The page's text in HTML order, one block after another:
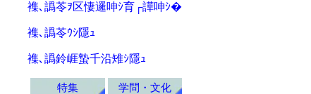
襍､譌苓ｦ区悽邏呻ｼ育┌譁呻ｼ�
襍､譌苓ｳｼ隱ｭ
襍､譌鈴崕蟄千沿雉ｼ隱ｭ
特集
学問・文化